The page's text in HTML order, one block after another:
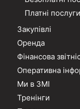
Платні послуги
Закупівлі
Оренда
Фінансова
Оперативна
Ми в ЗМІ
Тренінги